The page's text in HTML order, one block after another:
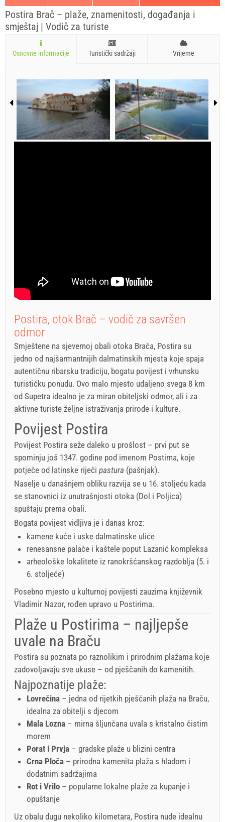
Postira Brač – plaže, znamenitosti, događanja i
smještaj | Vodič za turiste
Osnovne informacije Turistički sadržaji Vrijeme
Postira, otok Brač – vodič za savršen
odmor
Smještene na sjevernoj obali otoka Brača, Postira su
jedno od najšarmantnijih dalmatinskih mjesta koje spaja
autentičnu ribarsku tradiciju, bogatu povijest i vrhunsku
turističku ponudu. Ovo malo mjesto udaljeno svega 8 km
od Supetra idealno je za miran obiteljski odmor, ali i za
aktivne turiste željne istraživanja prirode i kulture.
Povijest Postira
Povijest Postira seže daleko u prošlost – prvi put se
spominju još 1347. godine pod imenom Postirna, koje
potječe od latinske riječi pastura (pašnjak).
Naselje u današnjem obliku razvija se u 16. stoljeću kada
se stanovnici iz unutrašnjosti otoka (Dol i Poljica)
spuštaju prema obali.
Bogata povijest vidljiva je i danas kroz:
kamene kuće i uske dalmatinske ulice
renesansne palače i kaštele poput Lazanić kompleksa
arheološke lokalitete iz ranokršćanskog razdoblja (5. i
6. stoljeće)
Posebno mjesto u kulturnoj povijesti zauzima književnik
Vladimir Nazor, rođen upravo u Postirima.
Plaže u Postirima – najljepše
uvale na Braču
Postira su poznata po raznolikim i prirodnim plažama koje
zadovoljavaju sve ukuse – od pješčanih do kamenitih.
Najpoznatije plaže:
Lovrečina – jedna od rijetkih pješčanih plaža na Braču,
idealna za obitelji s djecom
Mala Lozna – mirna šljunčana uvala s kristalno čistim
morem
Porat i Prvja – gradske plaže u blizini centra
Crna Ploča – prirodna kamenita plaža s hladom i
dodatnim sadržajima
Rot i Vrilo – popularne lokalne plaže za kupanje i
opuštanje
Uz obalu dugu nekoliko kilometara, Postira nude idealnu